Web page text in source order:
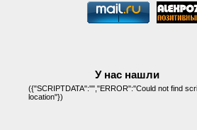
У нас нашли
({"SCRIPTDATA":"","ERROR":"Could not find
location"})